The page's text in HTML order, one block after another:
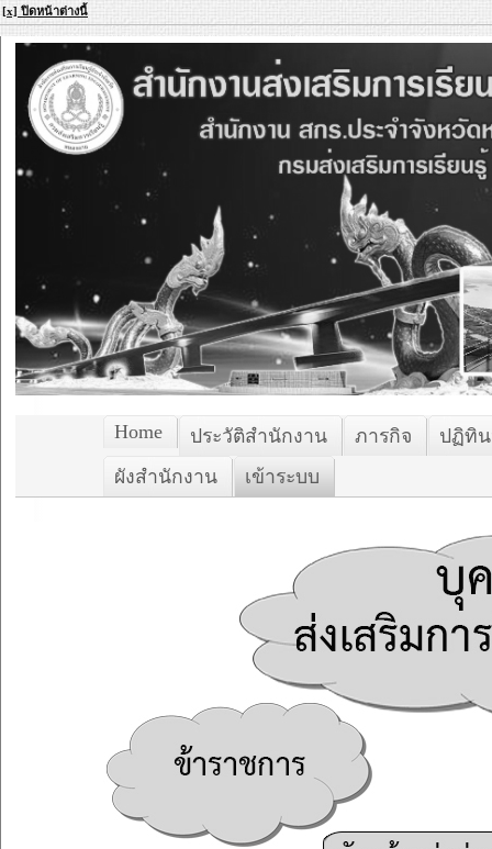
[x] ปิดหน้าต่างนี้
Home ประวัติสำนักงาน ภารกิจ
ปฏิทิ
ผังสำนักงาน
เข้าระบบ